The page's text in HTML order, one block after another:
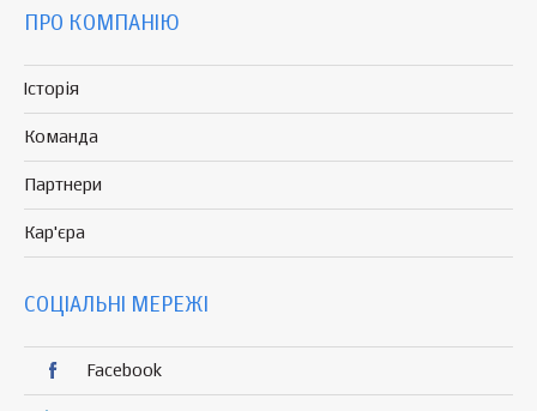
ПРО КОМПАНІЮ
Історія
Команда
Партнери
Кар'єра
СОЦІАЛЬНІ МЕРЕЖІ
Facebook